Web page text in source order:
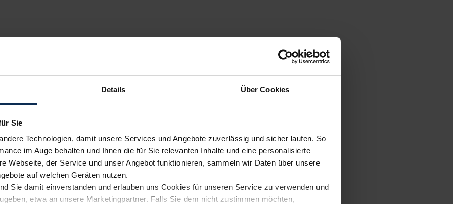
Details Über Cookies
Sie
Technologien, damit unsere Services und Angebote zuverlässig und sicher laufen. So
im Auge behalten und Ihnen die für Sie relevanten Inhalte und eine personalisierte
Webseite, der Service und unser Angebot funktionieren, sammeln wir Daten über unsere
auf welchen Geräten nutzen.
Sie damit einverstanden und erlauben uns Cookies für unseren Service zu verwenden und
etwa an unsere Marketingpartner. Falls Sie dem nicht zustimmen möchten,